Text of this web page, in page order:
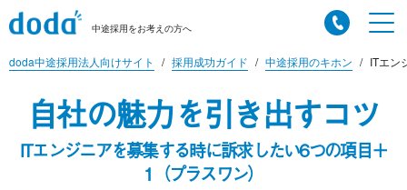
中途採用をお考えの方へ
doda中途採用法人向けサイト 採用成功ガイド 中途採用のキホン ITエン
自社の魅力を引き出すコツ
ITエンジニアを募集する時に訴求したい6つの項目＋
1（プラスワン）